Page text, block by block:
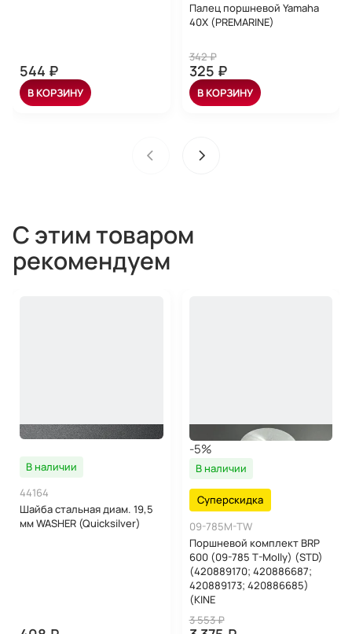
544 ₽
В КОРЗИНУ
Палец поршневой Yamaha
40X (PREMARINE)
342 ₽
325 ₽
В КОРЗИНУ
С этим товаром
рекомендуем
В наличии
44164
Шайба стальная диам. 19,5
мм WASHER (Quicksilver)
-5%
В наличии
Суперскидка
09-785M-TW
Поршневой комплект BRP
600 (09-785 T-Molly) (STD)
(420889170; 420886687;
420889173; 420886685)
(KINE
3 553 ₽